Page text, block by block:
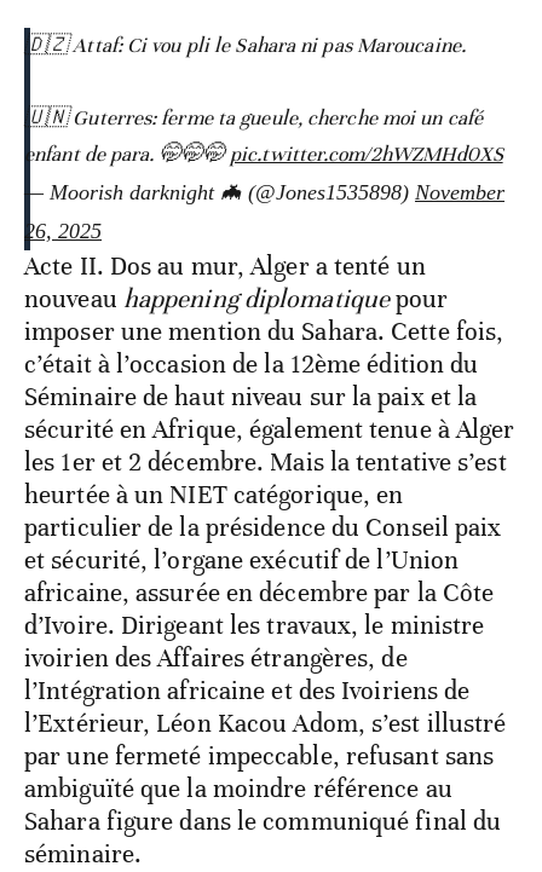
🇩🇿 Attaf: Ci vou pli le Sahara ni pas Maroucaine.
🇺🇳 Guterres: ferme ta gueule, cherche moi un café
enfant de para. 🤭🤭🤭pic.twitter.com/2hWZMHd0XS
— Moorish darknight 🦇 (@Jones1535898) November
26, 2025
Acte II. Dos au mur, Alger a tenté un
nouveau happening diplomatiquepour
imposer une mention du Sahara. Cette fois,
c’était à l’occasion de la 12ème édition du
Séminaire de haut niveau sur la paix et la
sécurité en Afrique, également tenue à Alger
les 1er et 2 décembre. Mais la tentative s’est
heurtée à un NIET catégorique, en
particulier de la présidence du Conseil paix
et sécurité, l’organe exécutif de l’Union
africaine, assurée en décembre par la Côte
d’Ivoire. Dirigeant les travaux, le ministre
ivoirien des Affaires étrangères, de
l’Intégration africaine et des Ivoiriens de
l’Extérieur, Léon Kacou Adom, s’est illustré
par une fermeté impeccable, refusant sans
ambiguïté que la moindre référence au
Sahara figure dans le communiqué final du
séminaire.